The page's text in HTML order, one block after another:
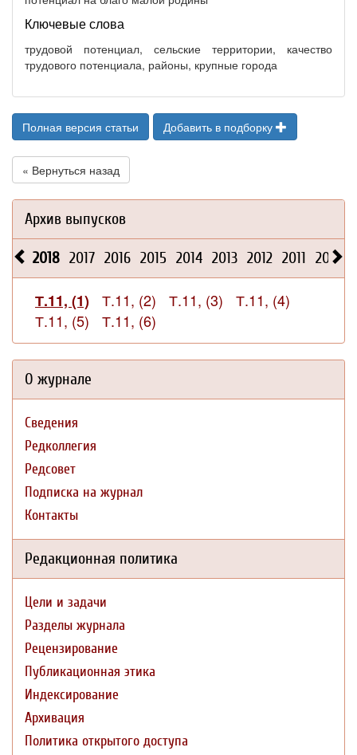
Ключевые слова
трудовой потенциал, сельские территории, качество
трудового потенциала, районы, крупные города
Полная версия статьи Добавить в подборку
« Вернуться назад
Архив выпусков
2018 2017 2016 2015 2014 2013 2012 2011 2010
Т.11, (1) Т.11, (2) Т.11, (3)
Т.11, (4)
Т.11, (5)
Т.11, (6)
О журнале
Сведения
Редколлегия
Редсовет
Подписка на журнал
Контакты
Редакционная политика
Цели и задачи
Разделы журнала
Рецензирование
Публикационная этика
Индексирование
Архивация
Политика открытого доступа